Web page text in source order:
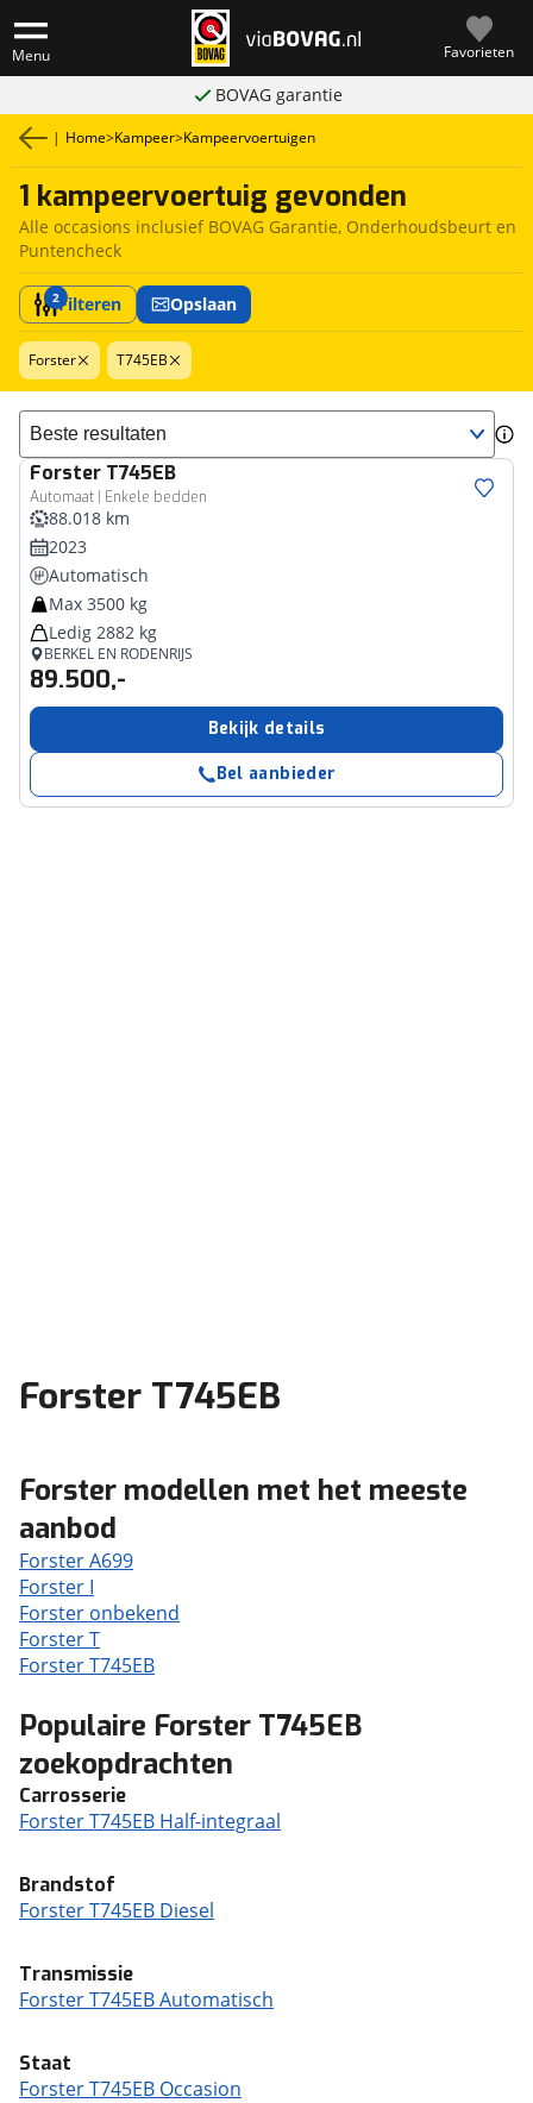
Menu Favorieten
BOVAG garantie
| Home>Kampeer>Kampeervoertuigen
1 kampeervoertuig gevonden
Alle occasions inclusief BOVAG Garantie, Onderhoudsbeurt en
Puntencheck
2Filteren Opslaan
Forster T745EB
Sorteer resultaten
Forster T745EB
Automaat | Enkele bedden
88.018 km
2023
Automatisch
Max 3500 kg
Ledig 2882 kg
BERKEL EN RODENRIJS
89.500,-
Bekijk details
Bel aanbieder
Forster T745EB
Forster modellen met het meeste
aanbod
Forster A699
Forster I
Forster onbekend
Forster T
Forster T745EB
Populaire Forster T745EB
zoekopdrachten
Carrosserie
Forster T745EB Half-integraal
Brandstof
Forster T745EB Diesel
Transmissie
Forster T745EB Automatisch
Staat
Forster T745EB Occasion